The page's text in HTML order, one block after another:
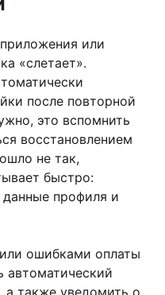
или
«слетает».
после повторной
это вспомнить
восстановлением
не так,
быстро:
данные профиля и
ошибками оплаты
автоматический
а также уведомить о